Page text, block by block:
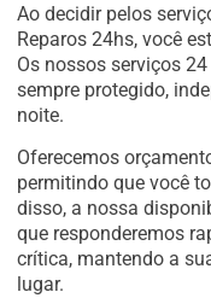
Ao decidir pelos
Reparos 24hs, você
Os nossos serviços
sempre protegido,
noite.
Oferecemos
permitindo que você
disso, a nossa
que responderemos
crítica, mantendo a
lugar.